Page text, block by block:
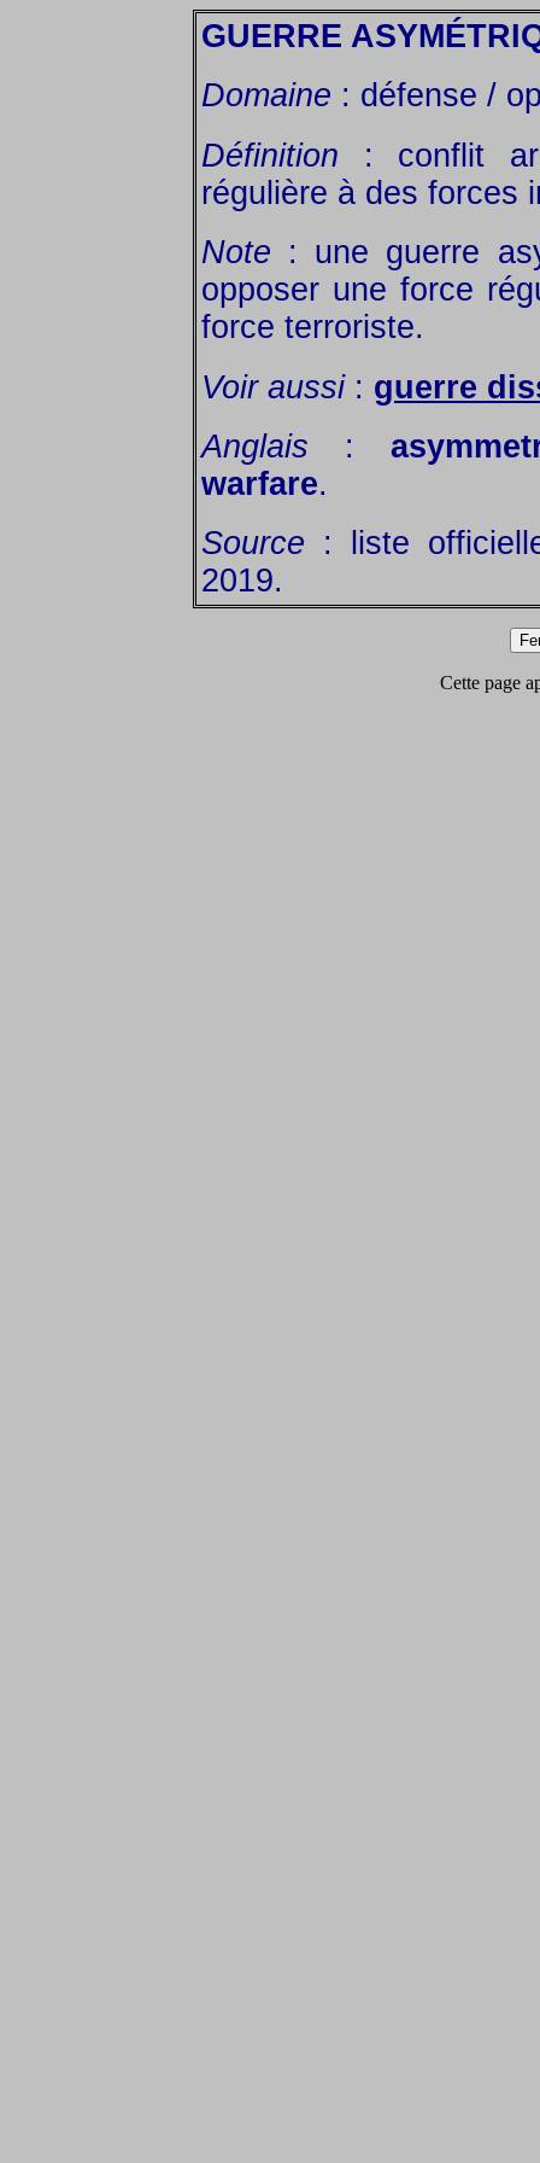
GUERRE
Domaine : défense /
Définition : conflit
régulière à des forces
Note : une guerre
opposer une force
force terroriste.
Voir aussi: guerre
Anglais :
warfare.
Source : liste
2019.
Cette page